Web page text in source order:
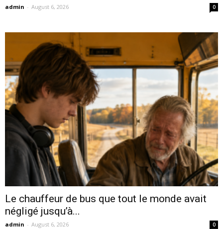
admin - August 6, 2026 0
Le chauffeur de bus que tout le monde avait
négligé jusqu’à...
admin - August 6, 2026 0